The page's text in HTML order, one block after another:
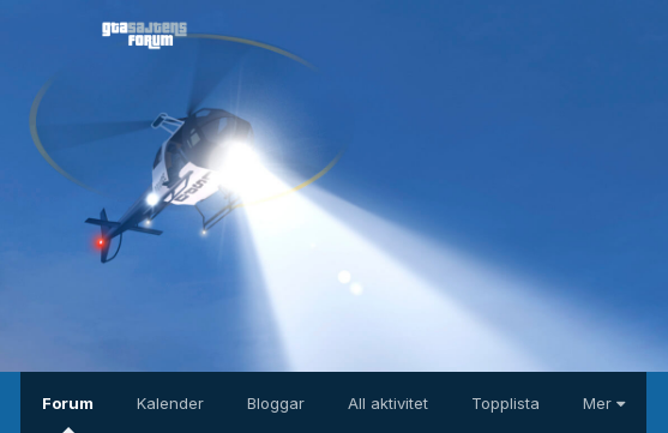
Forum Kalender Bloggar All aktivitet Topplista Mer